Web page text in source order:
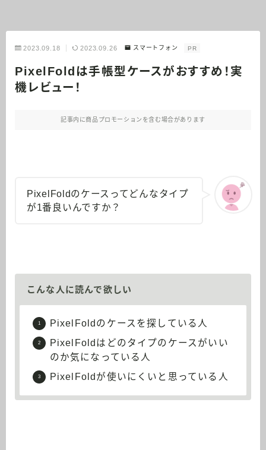
2023.09.18 2023.09.26 スマートフォン PR
PixelFoldは手帳型ケースがおすすめ！実
機レビュー！
記事内に商品プロモーションを含む場合があります
PixelFoldのケースってどんなタイプ
が1番良いんですか？
こんな人に読んで欲しい
PixelFoldのケースを探している人
PixelFoldはどのタイプのケースがいい
のか気になっている人
PixelFoldが使いにくいと思っている人